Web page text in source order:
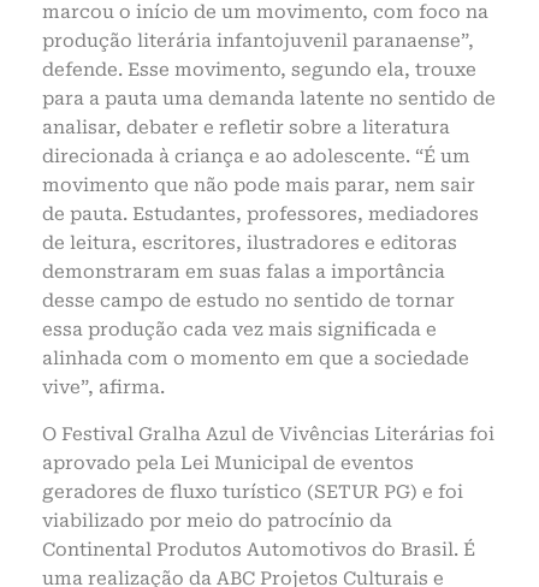
marcou o início de um movimento, com foco na
produção literária infantojuvenil paranaense”,
defende. Esse movimento, segundo ela, trouxe
para a pauta uma demanda latente no sentido de
analisar, debater e refletir sobre a literatura
direcionada à criança e ao adolescente. “É um
movimento que não pode mais parar, nem sair
de pauta. Estudantes, professores, mediadores
de leitura, escritores, ilustradores e editoras
demonstraram em suas falas a importância
desse campo de estudo no sentido de tornar
essa produção cada vez mais significada e
alinhada com o momento em que a sociedade
vive”, afirma.
O Festival Gralha Azul de Vivências Literárias foi
aprovado pela Lei Municipal de eventos
geradores de fluxo turístico (SETUR PG) e foi
viabilizado por meio do patrocínio da
Continental Produtos Automotivos do Brasil. É
uma realização da ABC Projetos Culturais e